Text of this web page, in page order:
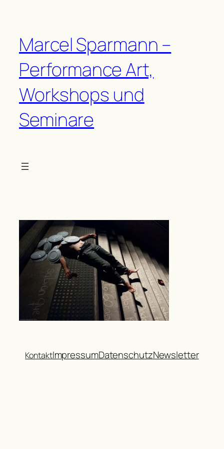
Marcel Sparmann –
Performance Art,
Workshops und
Seminare
KontaktImpressumDatenschutzNewsletter